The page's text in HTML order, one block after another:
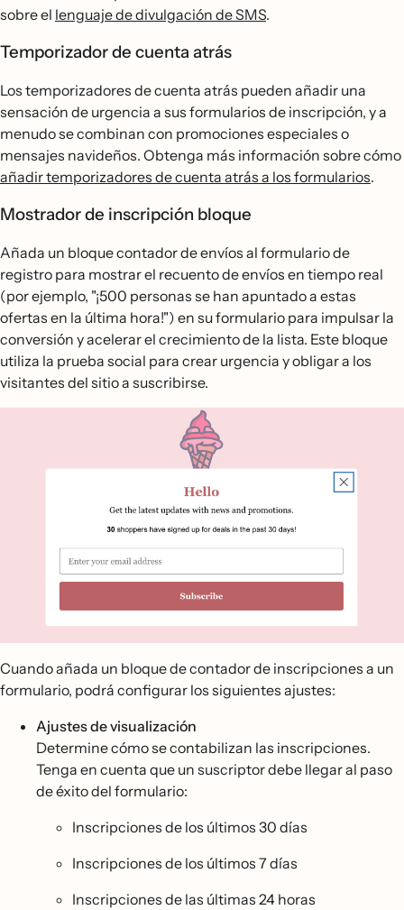
sobre el lenguaje de divulgación de SMS.
Temporizador de cuenta atrás
Los temporizadores de cuenta atrás pueden añadir una
sensación de urgencia a sus formularios de inscripción, y a
menudo se combinan con promociones especiales o
mensajes navideños. Obtenga más información sobre cómo
añadir temporizadores de cuenta atrás a los formularios.
Mostrador de inscripción bloque
Añada un bloque contador de envíos al formulario de
registro para mostrar el recuento de envíos en tiempo real
(por ejemplo, "¡500 personas se han apuntado a estas
ofertas en la última hora!") en su formulario para impulsar la
conversión y acelerar el crecimiento de la lista. Este bloque
utiliza la prueba social para crear urgencia y obligar a los
visitantes del sitio a suscribirse.
Cuando añada un bloque de contador de inscripciones a un
formulario, podrá configurar los siguientes ajustes:
Ajustes de visualización
Determine cómo se contabilizan las inscripciones.
Tenga en cuenta que un suscriptor debe llegar al paso
de éxito del formulario:
Inscripciones de los últimos 30 días
Inscripciones de los últimos 7 días
Inscripciones de las últimas 24 horas